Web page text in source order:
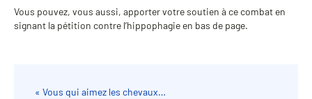
Vous pouvez, vous aussi, apporter votre soutien à ce combat en
signant la pétition contre l’hippophagie en bas de page.
« Vous qui aimez les chevaux…